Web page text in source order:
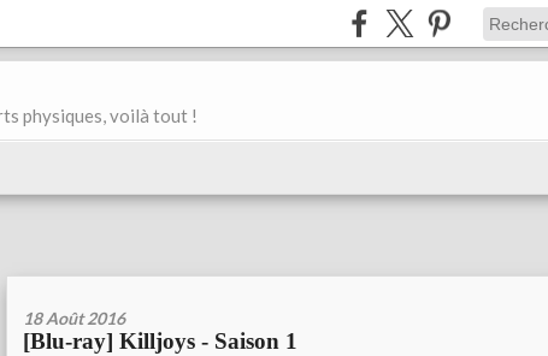
physiques, voilà tout !
18 Août 2016
[Blu-ray] Killjoys - Saison 1